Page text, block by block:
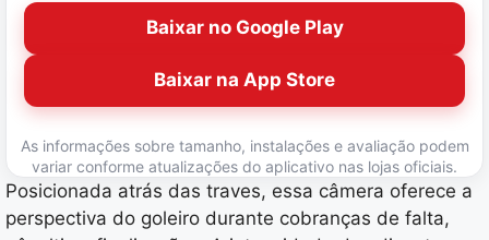
Baixar no Google Play
Baixar na App Store
As informações sobre tamanho, instalações e avaliação podem
variar conforme atualizações do aplicativo nas lojas oficiais.
Posicionada atrás das traves, essa câmera oferece a
perspectiva do goleiro durante cobranças de falta,